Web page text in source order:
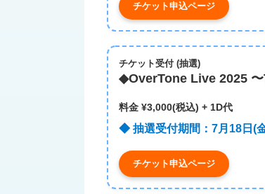
チケット申込ページ
チケット受付​ (抽選)​
◆OverTone Live 2025
料金 ¥3,000(税込) + 1D代
◆ 抽選受付期間：7月18日(
チケット申込ページ